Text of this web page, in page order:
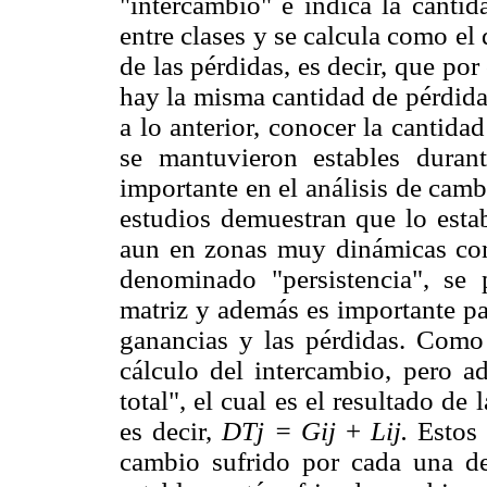
entre clases y se calcula como
de las pérdidas, es decir, que
hay la misma cantidad de
a lo anterior, conocer la
se mantuvieron estables
importante en el análisis de
estudios demuestran que lo
aun en zonas muy dinámicas
denominado "persistencia",
matriz y además es importante
ganancias y las pérdidas.
cálculo del intercambio, pero
total", el cual es el resultado de
es decir, DTj = Gij + Lij. Estos
cambio sufrido por cada una